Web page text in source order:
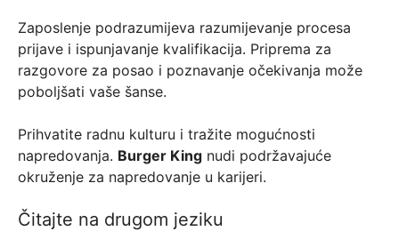
Zaposlenje podrazumijeva razumijevanje procesa
prijave i ispunjavanje kvalifikacija. Priprema za
razgovore za posao i poznavanje očekivanja može
poboljšati vaše šanse.
Prihvatite radnu kulturu i tražite mogućnosti
napredovanja. Burger King nudi podržavajuće
okruženje za napredovanje u karijeri.
Čitajte na drugom jeziku